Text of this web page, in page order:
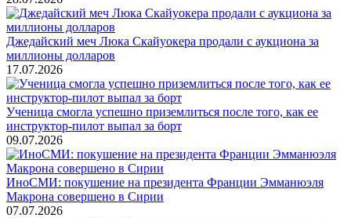
Джедайский меч Люка Скайуокера продали с аукциона за
миллионы долларов
17.07.2026
Ученица смогла успешно приземлиться после того, как ее
инструктор-пилот выпал за борт
09.07.2026
ИноСМИ: покушение на президента Франции Эмманюэля
Макрона совершено в Сирии
07.07.2026